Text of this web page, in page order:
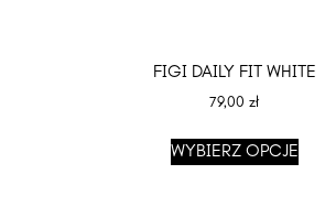
FIGI DAILY FIT WHITE
79,00zł
WYBIERZ OPCJE